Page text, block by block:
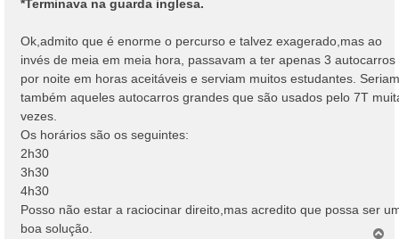
*Terminava na guarda inglesa.
Ok,admito que é enorme o percurso e talvez exagerado,mas ao
invés de meia em meia hora, passavam a ter apenas 3 autocarros
por noite em horas aceitáveis e serviam muitos estudantes. Seriam
também aqueles autocarros grandes que são usados pelo 7T
vezes.
Os horários são os seguintes:
2h30
3h30
4h30
Posso não estar a raciocinar direito,mas acredito que possa ser
boa solução.